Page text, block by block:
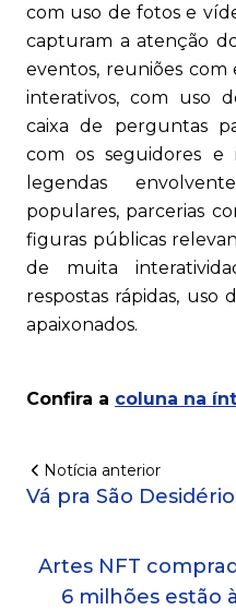
com uso de fotos e
capturam a atenção
eventos, reuniões com
interativos, com uso
caixa de perguntas
com os seguidores e
legendas
populares, parcerias
figuras públicas
de muita
respostas rápidas, uso
apaixonados.
Confira a coluna na
Notícia anterior
Vá pra São Desidério
Artes NFT
6 milhões estão